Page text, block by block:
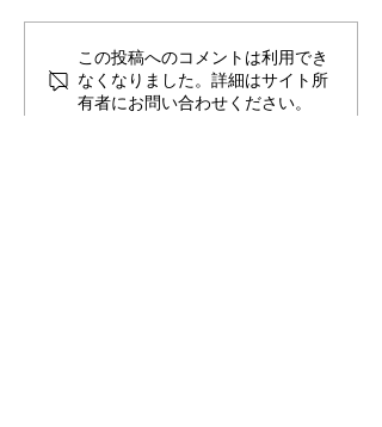
この投稿へのコメントは利用でき
なくなりました。詳細はサイト所
有者にお問い合わせください。